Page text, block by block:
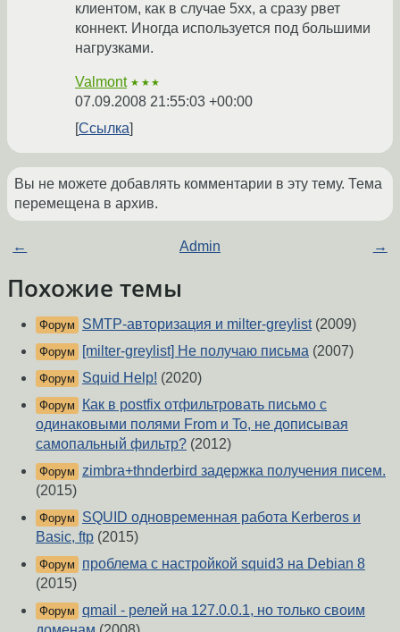
клиентом, как в случае 5xx, а сразу рвет
коннект. Иногда используется под большими
нагрузками.
Valmont ★★★
07.09.2008 21:55:03 +00:00
Ссылка
Вы не можете добавлять комментарии в эту тему. Тема
перемещена в архив.
← Admin →
Похожие темы
Форум SMTP-авторизация и milter-greylist(2009)
Форум [milter-greylist] Не получаю письма (2007)
Форум Squid Help! (2020)
Форум
Как в postfix отфильтровать письмо с
одинаковыми полями From и To, не дописывая
самопальный фильтр? (2012)
Форум
zimbra+thnderbird задержка получения писем.
(2015)
Форум
SQUID одновременная работа Kerberos и
Basic, ftp (2015)
Форум
проблема с настройкой squid3 на Debian 8
(2015)
Форум qmail - релей на 127.0.0.1, но только своим